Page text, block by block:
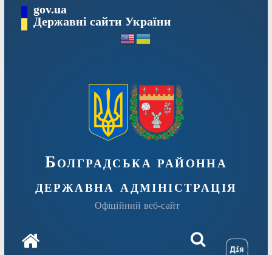
Перейтиgov.ua
Державні сайти України
Болградська районна
державна адміністрація
Офіційний веб-сайт